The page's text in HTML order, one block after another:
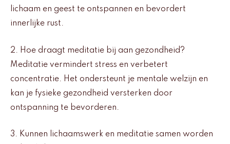
lichaam en geest te ontspannen en bevordert
innerlijke rust.
2. Hoe draagt meditatie bij aan gezondheid?
Meditatie vermindert stress en verbetert
concentratie. Het ondersteunt je mentale welzijn en
kan je fysieke gezondheid versterken door
ontspanning te bevorderen.
3. Kunnen lichaamswerk en meditatie samen worden